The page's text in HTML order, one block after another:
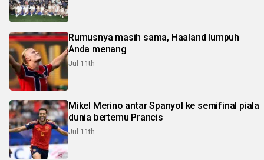
Rumusnya masih sama, Haaland lumpuh
Anda menang
Jul 11th
Mikel Merino antar Spanyol ke semifinal piala
dunia bertemu Prancis
Jul 11th